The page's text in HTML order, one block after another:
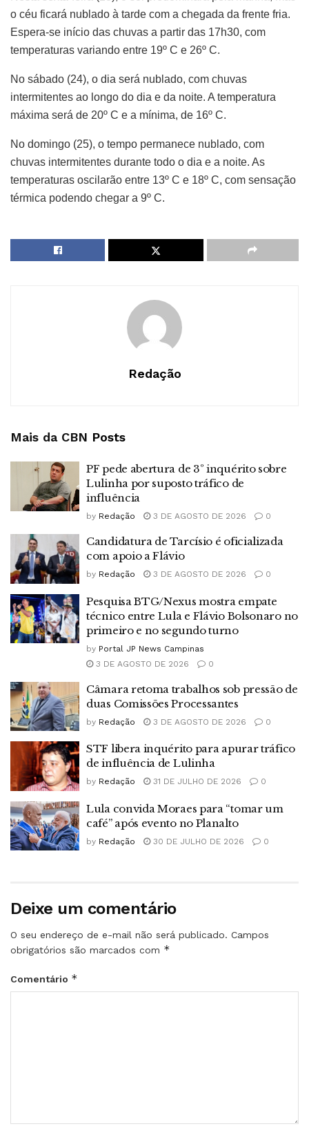
o céu ficará nublado à tarde com a chegada da frente fria.
Espera-se início das chuvas a partir das 17h30, com
temperaturas variando entre 19º C e 26º C.
No sábado (24), o dia será nublado, com chuvas
intermitentes ao longo do dia e da noite. A temperatura
máxima será de 20º C e a mínima, de 16º C.
No domingo (25), o tempo permanece nublado, com
chuvas intermitentes durante todo o dia e a noite. As
temperaturas oscilarão entre 13º C e 18º C, com sensação
térmica podendo chegar a 9º C.
Redação
Mais da CBN Posts
PF pede abertura de 3º inquérito sobre
Lulinha por suposto tráfico de
influência
by Redação 3 DE AGOSTO DE 2026 0
Candidatura de Tarcísio é oficializada
com apoio a Flávio
by Redação 3 DE AGOSTO DE 2026 0
Pesquisa BTG/Nexus mostra empate
técnico entre Lula e Flávio Bolsonaro no
primeiro e no segundo turno
by Portal JP News Campinas
3 DE AGOSTO DE 2026
0
Câmara retoma trabalhos sob pressão de
duas Comissões Processantes
by Redação 3 DE AGOSTO DE 2026 0
STF libera inquérito para apurar tráfico
de influência de Lulinha
by Redação 31 DE JULHO DE 2026 0
Lula convida Moraes para “tomar um
café” após evento no Planalto
by Redação 30 DE JULHO DE 2026 0
Deixe um comentário
O seu endereço de e-mail não será publicado. Campos
obrigatórios são marcados com *
Comentário *